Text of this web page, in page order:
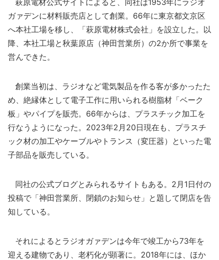
萩原電材公式サイトによると、同社は1953年にラジオ
ガァデンに材料販売店として創業。66年に東京都文京区
へ本社工場を移し、「萩原電材株式会社」を設立した。以
降、本社工場と秋葉原店（神田営業所）の2か所で事業を
営んできた。
創業当初は、ラジオなど電気製品を作る客が多かったた
め、絶縁体として電子工作に用いられる樹脂材「ベーク
板」やパイプを販売。66年からは、プラスチック加工を
行なうようになった。2023年2月20日現在も、プラスチ
ック材の加工やケーブルやトランス（変圧器）といった電
子部品を販売している。
同社の公式ブログとみられるサイトもある。2月1日付の
投稿で「神田営業所、閉鎖のお知らせ」と題して閉店を告
知している。
それによるとラジオガァデンは今年で竣工から73年を
迎える建物であり、老朽化が顕著に。2018年には、ほか